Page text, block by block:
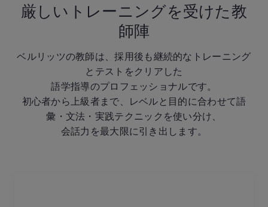
厳しいトレーニングを受けた教
師陣
ベルリッツの教師は、採用後も継続的なトレーニング
とテストをクリアした
語学指導のプロフェッショナルです。
初心者から上級者まで、レベルと目的に合わせて語
彙・文法・実践テクニックを使い分け、
会話力を最大限に引き出します。